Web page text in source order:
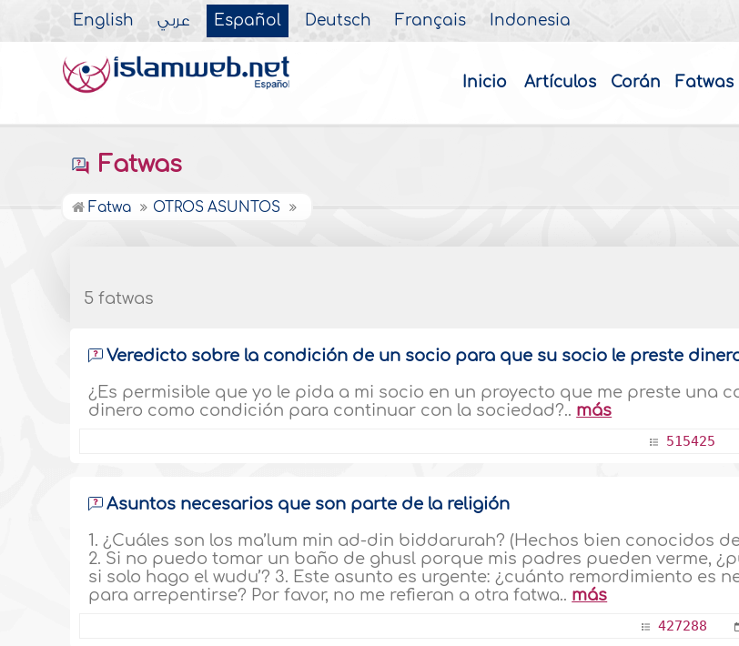
English عربي Español Deutsch Français Indonesia
Inicio Artículos Corán Fatwas
Fatwas
Fatwa OTROS ASUNTOS
5 fatwas
Veredicto sobre la condición de un socio para que su socio le preste
¿Es permisible que yo le pida a mi socio en un proyecto que me preste una
dinero como condición para continuar con la sociedad?.. más
515425
Asuntos necesarios que son parte de la religión
1. ¿Cuáles son los ma’lum min ad-din biddarurah? (Hechos bien conocidos
2. Si no puedo tomar un baño de ghusl porque mis padres pueden verme,
si solo hago el wudu’? 3. Este asunto es urgente: ¿cuánto remordimiento es
para arrepentirse? Por favor, no me refieran a otra fatwa.. más
427288